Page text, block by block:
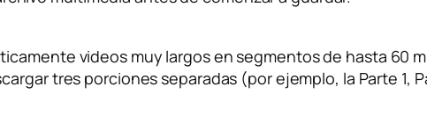
videos muy largos en segmentos de hasta 60
tres porciones separadas (por ejemplo, la Parte 1,